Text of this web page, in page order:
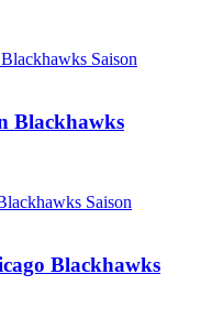
Blackhawks
Blackhawks